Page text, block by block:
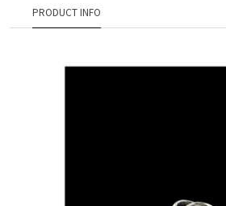
PRODUCT INFO